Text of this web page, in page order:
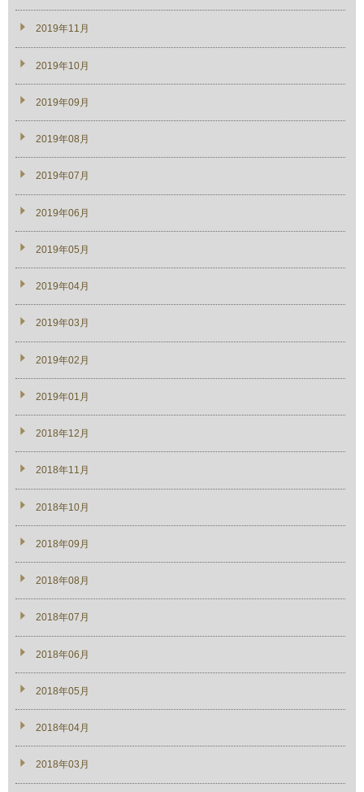
2019年11月
2019年10月
2019年09月
2019年08月
2019年07月
2019年06月
2019年05月
2019年04月
2019年03月
2019年02月
2019年01月
2018年12月
2018年11月
2018年10月
2018年09月
2018年08月
2018年07月
2018年06月
2018年05月
2018年04月
2018年03月